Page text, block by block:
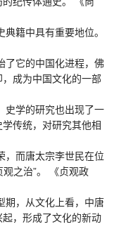
中具有重要地位。
的中国化进程，佛
成为中国文化的一部
的研究也出现了一
传统，对研究其他相
唐太宗李世民在位
之治”。 《贞观政
从文化上看，中唐
，形成了文化的新动